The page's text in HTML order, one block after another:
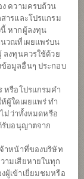
พียงกองทุนเดียว
งทุนหลัก) กองทุน
S&P 500 โดยมี
แทนของดัชนี
เพื่อเพิ่ม
งจากอัตราแลก
เทศที่กองทุนถือ
อยละ 95 ถึงร้อย
ระเทศ
น
ความครบถ้วน
ารและโปรแกรม
หากผู้ลงทุน
นวณที่เผยแพร่บน
ลงทุนควรใช้ด้วย
อมูลอื่นๆ ประกอบ
หรือโปรแกรมคำ
ผู้ใดเผยแพร่ ทำ
ม่ว่าทั้งหมดหรือ
รับอนุญาตจาก
าหน้าที่ของบริษัท
ามเสียหายในทุก
ผู้เข้าเยี่ยมชมหรือ